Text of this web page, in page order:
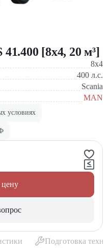
[8x4, 20 м³]
8x4
400 л.с.
Scania
MAN
условиях
цену
Подготовка